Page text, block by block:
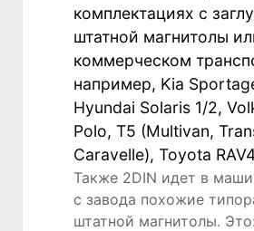
комплектациях с
штатной магнитолы
коммерческом
например, Kia
Hyundai Solaris 1/2,
Polo, T5 (Multivan,
Caravelle), Toyota
Также 2DIN идет в
с завода похожие
штатной магнитолы. Это: